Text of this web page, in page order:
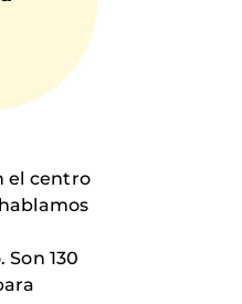
el centro
130